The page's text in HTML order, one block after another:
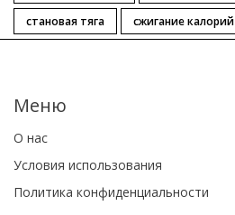
становая тяга
сжигание калорий
Меню
О нас
Условия использования
Политика конфиденциальности